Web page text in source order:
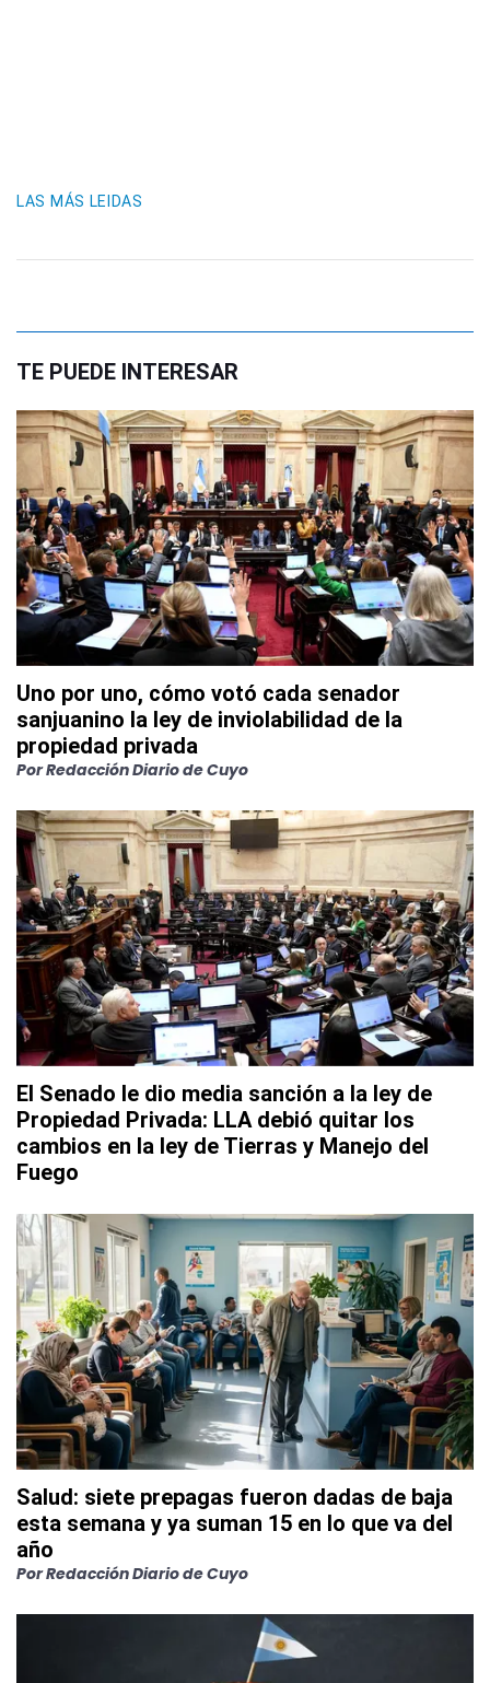
LAS MÁS LEIDAS
TE PUEDE INTERESAR
Uno por uno, cómo votó cada senador
sanjuanino la ley de inviolabilidad de la
propiedad privada
PorRedacción Diario de Cuyo
El Senado le dio media sanción a la ley de
Propiedad Privada: LLA debió quitar los
cambios en la ley de Tierras y Manejo del
Fuego
Salud: siete prepagas fueron dadas de baja
esta semana y ya suman 15 en lo que va del
año
PorRedacción Diario de Cuyo